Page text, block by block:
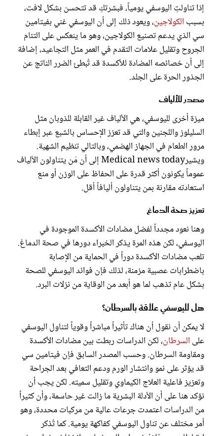
إذا تناولتِ اليوسفي يومياً، فبشرتكِ قد تتحسن بشكل لافت،
بسبب الكولاجين، ويعود ذلك إلى أن اليوسفي غني بفيتامين
سي الذي يدعم تصنيع الكولاجين، وهو ما ينعكس على التئام
الجروح وتقليل علامات التقدم في العمر مثل التجاعيد، إضافة
إلى أن خصائصه المضادة للأكسدة قد تُبطئ الضرر الناتج عن
الجذور الحرة على الجلد.
مصدر للألياف
ميزة أخرى لليوسفي، هي الألياف غير القابلة للذوبان مثل
السليلوز واللجنين والتي قد تعزز الإحساس بالشبع عبر إبطاء
مرور الطعام في الجهاز الهضمي، وبالتالي تنظيم الشهية.
ويشيرMedical news today إلى أن مَن يتناولون الألياف
عموماً يكونون أكثر قدرة على الحفاظ على الوزن أو منع
استعادته مقارنة بمن يتناولون أليافاً أقل.
تعزيز صحة الدماغ
وهنا نعود مجدداً لفضل مضادات الأكسدة الموجودة في
اليوسفي، لكن هذه المرة يذكر الخبراء دورها في صحة الدماغ.
تلعب مضادات الأكسدة دوراً في الحماية من الإصابة
باضطرابات عصبية مزمنة، لذلك فإن فوائد اليوسفي للصحة
بشكل عام تذهب لما هو أبعد من الوقاية من نزلات البرد.
هل لليوسفي علاقة بالسرطان؟
لا يمكن أن نقول أن هناك تأثيراً مباشراً وقوياً لتناول اليوسفي
على السرطان، لكن الدراسات ربطت بين مضادات الأكسدة
ومقاومة السرطان. وحسب المصدر السابق فإن فيتامين سي
قد يؤثر على نمو وانتشار الورم ودعم التعافي بعد الجراحة
وتعزيز فاعلية العلاج الكيماوي وتقليل سميته. لكن يجب أن
نؤكد هنا على أن الأدلة البشرية ما زالت غير حاسمة، وأن كثيراً
من الدراسات اعتمدت جرعات عالية من مركبات محددة، وهو
أمر مختلف عن تناول اليوسفي كفاكهة يومية. كما تُذكر